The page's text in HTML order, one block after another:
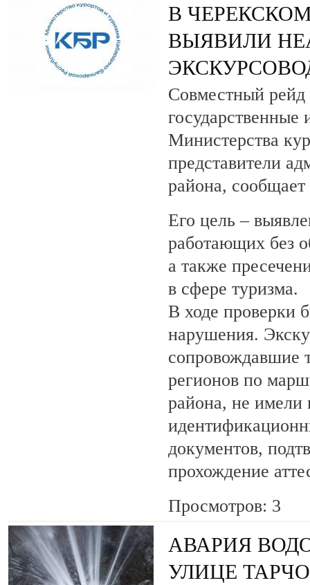
В
ВЫЯВИЛИ
Совместный рейд
государственные
Министерства
представители
района,
Его цель –
работающих без
а также
в сфере туризма.
В ходе проверки
нарушения.
сопровождавшие
регионов по
района, не имели
документов,
прохождение
Просмотров: 3
АВАРИЯ
УЛИЦЕ